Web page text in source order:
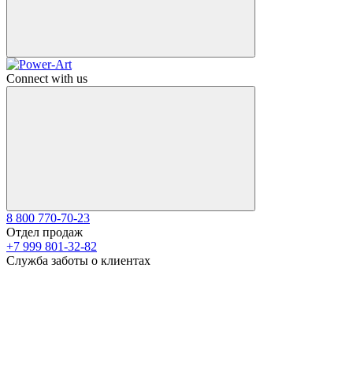
Connect with us
8 800 770-70-23
Отдел продаж
+7 999 801-32-82
Служба заботы о клиентах